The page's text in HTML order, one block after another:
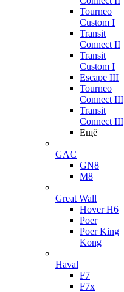
Tourneo
Custom I
Transit
Connect II
Transit
Custom I
Escape III
Tourneo
Connect III
Transit
Connect III
Ещё
GAC
GN8
M8
Great Wall
Hover H6
Poer
Poer King
Kong
Haval
F7
F7x